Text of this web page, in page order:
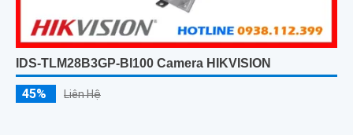
IDS-TLM28B3GP-BI100 Camera HIKVISION
45% Liên Hệ